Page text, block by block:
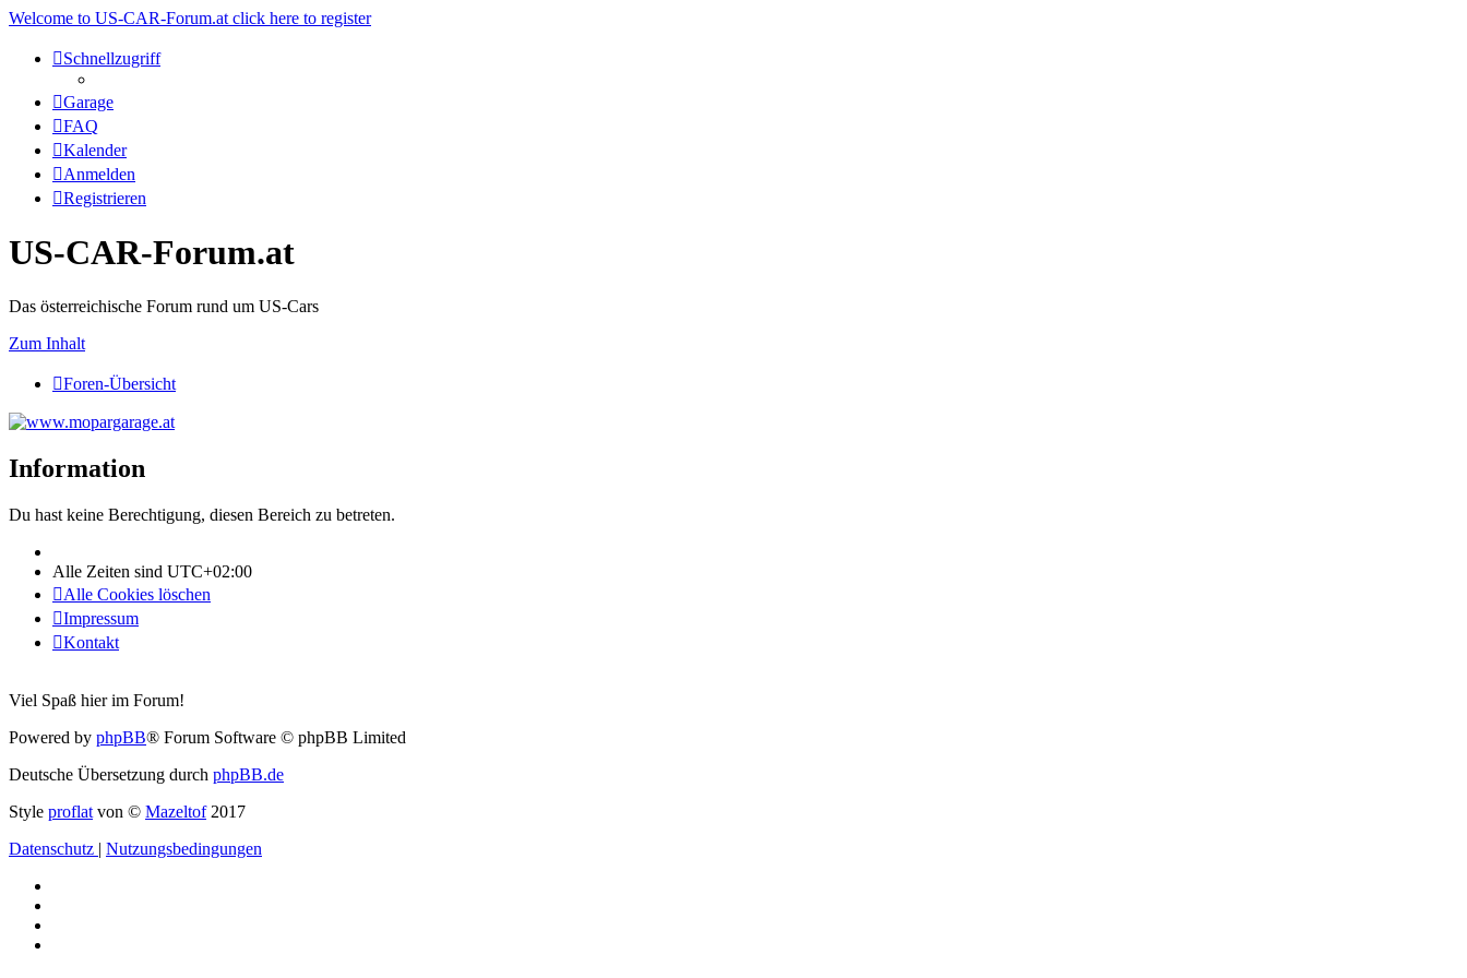
Welcome to US-CAR-Forum.at click here to register
Schnellzugriff
Garage
FAQ
Kalender
Anmelden
Registrieren
US-CAR-Forum.at
Das österreichische Forum rund um US-Cars
Zum Inhalt
Foren-Übersicht
Information
Du hast keine Berechtigung, diesen Bereich zu betreten.
Alle Zeiten sind UTC+02:00
Alle Cookies löschen
Impressum
Kontakt
Viel Spaß hier im Forum!
Powered by phpBB® Forum Software © phpBB Limited
Deutsche Übersetzung durch phpBB.de
Style proflat von © Mazeltof2017
Datenschutz | Nutzungsbedingungen